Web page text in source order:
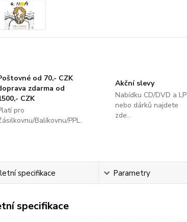
od 70,- CZK
zdarma od
CZK
pro
Balíkovnu/PPL.
Akční slevy
Nabídku CD/DVD a LP
nebo dárků najdete
zde..
specifikace Parametry
specifikace